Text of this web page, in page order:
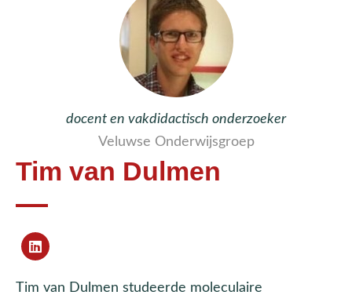
docent en vakdidactisch onderzoeker
Veluwse Onderwijsgroep
Tim van Dulmen
Tim van Dulmen studeerde moleculaire